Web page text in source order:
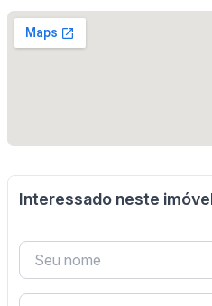
Interessado neste